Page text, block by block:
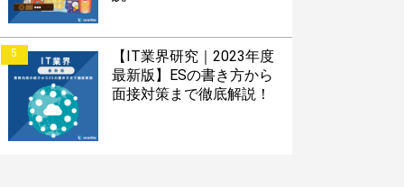
5
【IT業界研究｜2023年度
最新版】ESの書き方から
面接対策まで徹底解説！